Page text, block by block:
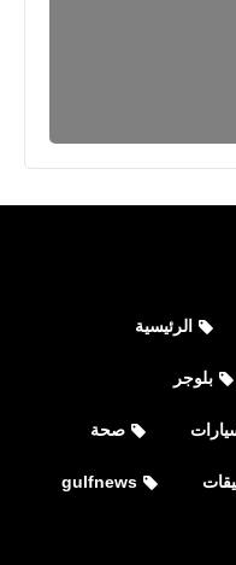
جميع النسخ
ضد نابولى
الرئيسية
بلوجر
صحة
gulfnews